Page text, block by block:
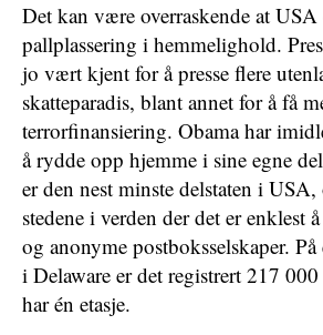
Det kan være overraskende at
pallplassering i hemmelighold.
jo vært kjent for å presse flere
skatteparadis, blant annet for å få
terrorfinansiering. Obama har
å rydde opp hjemme i sine egne
er den nest minste delstaten i USA,
stedene i verden der det er enklest
og anonyme postboksselskaper. På
i Delaware er det registrert 217
har én etasje.